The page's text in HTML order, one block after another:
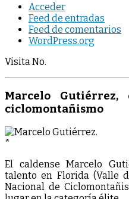
Acceder
Feed de entradas
Feed de comentarios
WordPress.org
Visita No.
Marcelo Gutiérrez,
ciclomontañismo
*
El caldense Marcelo
talento en Florida (Valle
Nacional de